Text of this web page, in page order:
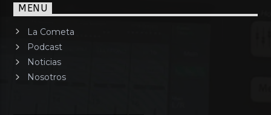
MENU
La Cometa
Podcast
Noticias
Nosotros